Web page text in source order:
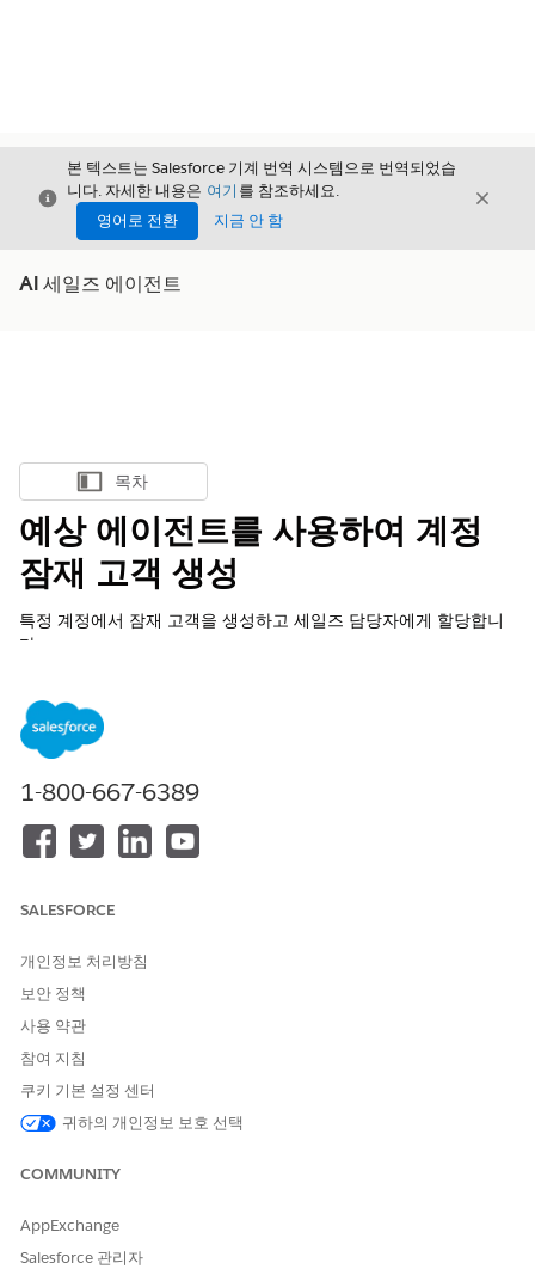
닫기
본 텍스트는 Salesforce 기계 번역 시스템으로 번역되었습
니다. 자세한 내용은 여기 를 참조하세요.
영어로 전환
지금 안 함
닫기
AI 세일즈 에이전트
목차 표시
목차
예상 에이전트를 사용하여 계정
잠재 고객 생성
특정 계정에서 잠재 고객을 생성하고 세일즈 담당자에게 할당합니
다.
제공 제품: Lightning Edition
Enterprise,Performance
Agentforce 또는 Industry 추가 라이센스용 Agentforce에서 제
공되거나 Agentforce 1 Sales 또는 Industry Edition에 포함되
어 있습니다. 각 사용자에게 세일즈용 Agentforce 또는 산업용
계정에서 잠재 고객 생성:
에이전트가 잠재 고객을 생성할 Salesforce에서 계정 페이지를
드롭다운에서계정에서 잠재 고객 생성
1-800-667-6389
SALESFORCE
개인정보 처리방침
보안 정책
사용 약관
참여 지침
쿠키 기본 설정 센터
귀하의 개인정보 보호 선택
COMMUNITY
AppExchange
Salesforce 관리자